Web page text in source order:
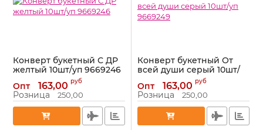
Конверт букетный С ДР
желтый 10шт/уп 9669246
Артикул: 9669246
Опт 163,00 руб
Розница 250,00
Конверт букетный От
всей души серый 10шт/
Артикул: 9669249
Опт 163,00 руб
Розница 250,00